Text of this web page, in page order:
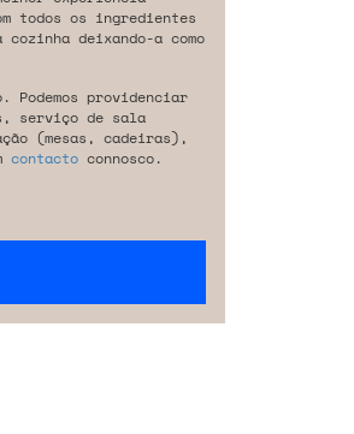
todos os ingredientes
deixando-a como
providenciar
serviço de sala
(mesas, cadeiras),
contactoconnosco.